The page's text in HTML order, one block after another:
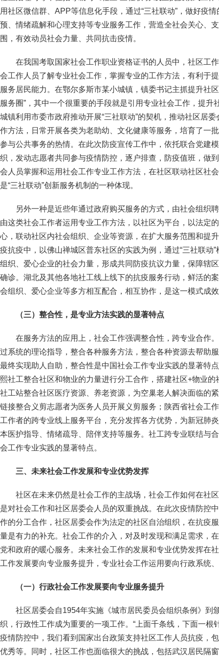
用社区微信群、APP等信息化手段，通过“三社联动”，做好疫
预、情绪疏解和心理支持等专业服务工作，营造全社会关心、
围，有效动员社会力量、共同抗击疫情。
在我国考取国家社会工作职业资格证书的人员中，社区工
会工作人员了解专业社会工作，掌握专业的工作方法，有利于
服务居民能力。在鄂尔多斯市某小城镇，镇委书记主抓提升社
服务圈”，其中一个很重要的手段就是引用专业社会工作，提升
城镇利用市委市政府推动开展“三社联动”的契机，推动社区居
作方法，日常开展各类为老助幼、文化健康等服务，培育了一
参与公共事务的热情。在此次防疫宣传工作中，依托联合党建
织，发动志愿者共同参与疫情防控，逐户排查，防疫值班，做
会人员掌握和运用社会工作专业工作方法，在社区联动社区社
是“三社联动”创新服务机制的一种体现。
另外一种是近些年通过政府购买服务的方式，由社会组织
由这类社会工作者运用专业工作方法，以社区为平台，以法定
心，联动社区内社会组织、企业等资源，在扩大服务范围和提
疫抗疫中，以佛山禅城区普东社区的实践为例，通过“三社联动
组织、爱心企业的社会力量，形成共同防疫抗议力量，保障辖
确诊。湖北及其他各地社工线上线下的抗疫服务行动，鲜活的
会组织、爱心企业等多方相互配合，相互协作，是这一模式成
（三）整合性，是专业方法实践的显著特点
在服务方法的应用上，社会工作强调整合性，跨专业合作
过系统的理论指导，整合各种服务方法，整合各种资源去帮助
最终实现助人自助，整合性是中国社会工作专业实践的显著特
熙社工整合社区和物业的力量进行分工合作，搭建社区+物业
社工站整合社区医疗资源、养老资源，为空巢老人解决面临的
链接整合义剪志愿者为医务人员开展义剪服务；陕西省社会工
工作者的跨专业线上服务平台，充分发挥各方优势，为新冠肺
本医护指导、情绪疏导、陪伴支持等服务。社工跨专业联结与
会工作专业实践的显著特点。
三、未来社会工作发展和专业优势发挥
社区在未来仍然是社会工作的主战场，社会工作如何在社
是对社会工作和社区居委会人员的双重挑战。在此次疫情防控
作的分工合作，社区居委会作为法定的社区自治组织，在抗疫
量是有力的补充。社会工作的介入，对及时发现和满足需求，
党和政府的暖心服务。未来社会工作的发展和专业优势发挥在
工作发展要向专业服务提升，专业社会工作运用要向行政系统
（一）行政社会工作发展要向专业服务提升
社区居委会自1954年实施《城市居民委员会组织条例》到
织，行政性工作成为重要的一项工作。“上面千条线，下面一根
疫情防控中，我们看到国家出台政策支持社区工作人员抗疫，
优秀等。同时，社区工作也面临很大的挑战，包括武汉居民隔